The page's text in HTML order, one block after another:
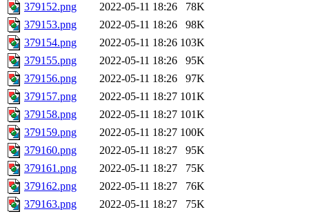
379152.png
2022-05-11 18:26
78K
379153.png
2022-05-11 18:26
98K
379154.png
2022-05-11 18:26 103K
379155.png
2022-05-11 18:26
95K
379156.png
2022-05-11 18:26
97K
379157.png
2022-05-11 18:27 101K
379158.png
2022-05-11 18:27 101K
379159.png
2022-05-11 18:27 100K
379160.png
2022-05-11 18:27
95K
379161.png
2022-05-11 18:27
75K
379162.png
2022-05-11 18:27
76K
379163.png
2022-05-11 18:27
75K